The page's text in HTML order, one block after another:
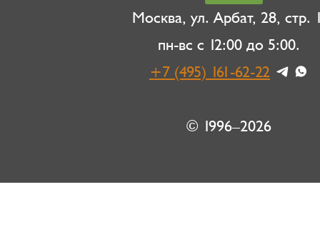
Москва, ул. Арбат, 28, стр.
пн-вс с 12:00 до 5:00.
+7 (495) 161-62-22
© 1996–2026